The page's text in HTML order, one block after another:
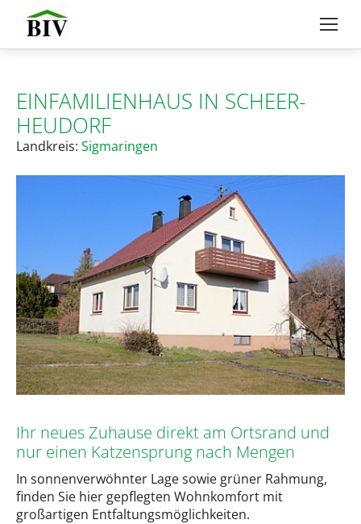
EINFAMILIENHAUS IN SCHEER-
HEUDORF
Landkreis: Sigmaringen
Ihr neues Zuhause direkt am Ortsrand und
nur einen Katzensprung nach Mengen
In sonnenverwöhnter Lage sowie grüner Rahmung,
finden Sie hier gepflegten Wohnkomfort mit
großartigen Entfaltungsmöglichkeiten.